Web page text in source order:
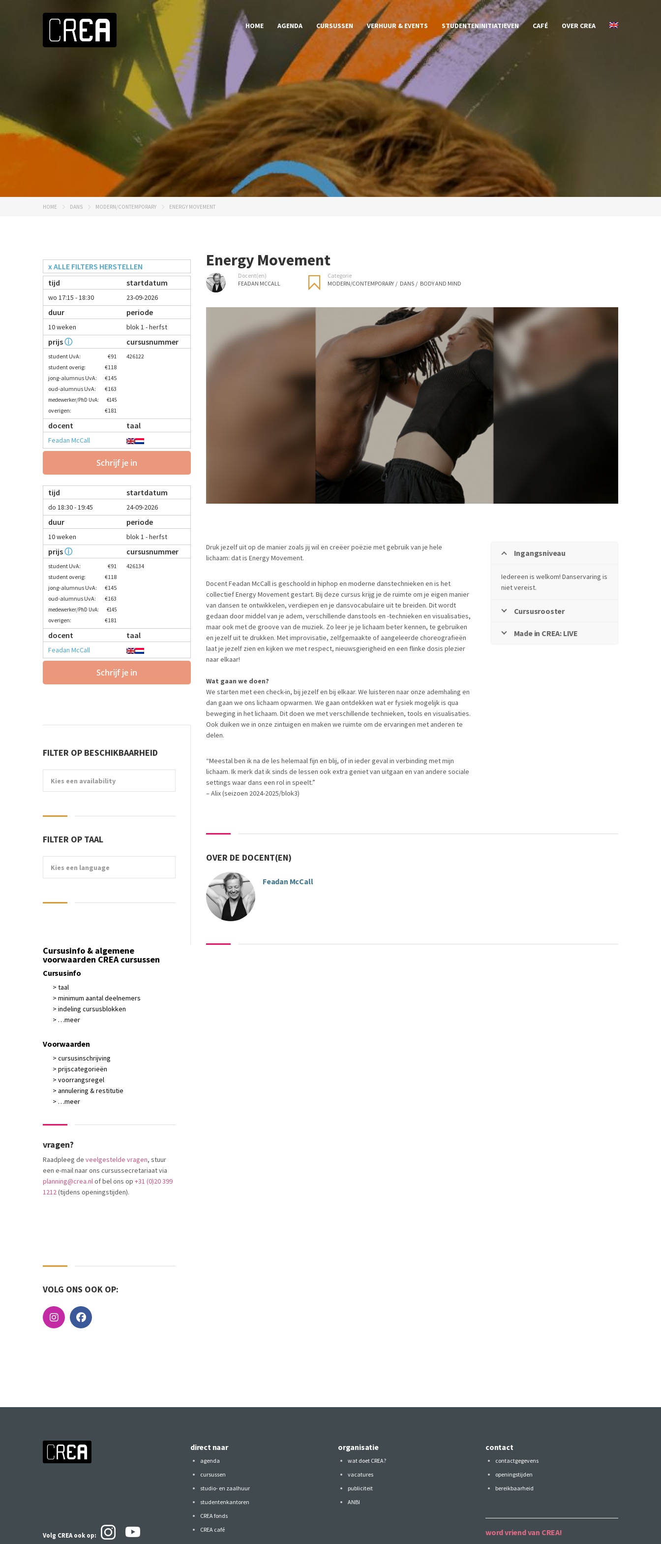
HOME AGENDA CURSUSSEN VERHUUR & EVENTS STUDENTENINITIATIEVEN CAFÉ OVER CREA
HOME DANS MODERN/CONTEMPORARY ENERGY MOVEMENT
Energy Movement
Docent(en)
FEADAN MCCALL
Categorie
MODERN/CONTEMPORARY / DANS / BODY AND MIND
Druk jezelf uit op de manier zoals jij wil en creëer poëzie met gebruik van je hele
lichaam: dat is Energy Movement.
Docent Feadan McCall is geschoold in hiphop en moderne danstechnieken en is het
collectief Energy Movement gestart. Bij deze cursus krijg je de ruimte om je eigen manier
van dansen te ontwikkelen, verdiepen en je dansvocabulaire uit te breiden. Dit wordt
gedaan door middel van je adem, verschillende danstools en -technieken en visualisaties,
maar ook met de groove van de muziek. Zo leer je je lichaam beter kennen, te gebruiken
en jezelf uit te drukken. Met improvisatie, zelfgemaakte of aangeleerde choreografieën
laat je jezelf zien en kijken we met respect, nieuwsgierigheid en een flinke dosis plezier
naar elkaar!
Wat gaan we doen?
We starten met een check-in, bij jezelf en bij elkaar. We luisteren naar onze ademhaling en
dan gaan we ons lichaam opwarmen. We gaan ontdekken wat er fysiek mogelijk is qua
beweging in het lichaam. Dit doen we met verschillende technieken, tools en visualisaties.
Ook duiken we in onze zintuigen en maken we ruimte om de ervaringen met anderen te
delen.
“Meestal ben ik na de les helemaal fijn en blij, of in ieder geval in verbinding met mijn
lichaam. Ik merk dat ik sinds de lessen ook extra geniet van uitgaan en van andere sociale
settings waar dans een rol in speelt.”
– Alix (seizoen 2024-2025/blok3)
Ingangsniveau
Iedereen is welkom! Danservaring is
niet vereist.
Cursusrooster
Made in CREA: LIVE
OVER DE DOCENT(EN)
Feadan McCall
x ALLE FILTERS HERSTELLEN
tijd
startdatum
wo 17:15 - 18:30 23-09-2026
duur periode
10 weken blok 1 - herfst
prijsⓘ cursusnummer
student UvA:
€91
student overig:
€118
jong-alumnus UvA:
€145
oud-alumnus UvA:
€163
medewerker/PhD UvA: €145
overigen: €181
426122
docent taal
Feadan McCall
Schrijf je in
tijd startdatum
do 18:30 - 19:45 24-09-2026
duur periode
10 weken blok 1 - herfst
prijsⓘ cursusnummer
student UvA:
€91
student overig:
€118
jong-alumnus UvA:
€145
oud-alumnus UvA:
€163
medewerker/PhD UvA: €145
overigen: €181
426134
docent taal
Feadan McCall
Schrijf je in
FILTER OP BESCHIKBAARHEID
Kies een availability
FILTER OP TAAL
Kies een language
Cursusinfo & algemene
voorwaarden CREA cursussen
Cursusinfo
> taal
> minimum aantal deelnemers
> indeling cursusblokken
> …meer
Voorwaarden
> cursusinschrijving
> prijscategorieën
> voorrangsregel
> annulering & restitutie
> …meer
vragen?
Raadpleeg de veelgestelde vragen, stuur
een e-mail naar ons cursussecretariaat via
planning@crea.nlof bel ons op +31 (0)20 399
1212(tijdens openingstijden).
VOLG ONS OOK OP:
Volg CREA ook op:
direct naar
agenda
cursussen
studio- en zaalhuur
studentenkantoren
CREA fonds
CREA café
organisatie
wat doet CREA?
vacatures
publiciteit
ANBI
contact
contactgegevens
openingstijden
bereikbaarheid
word vriend van CREA!